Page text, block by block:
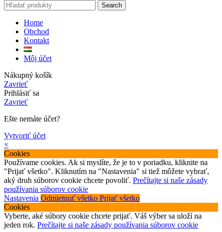
Search
Home
Obchod
Kontakt
Môj účet
Nákupný košík
Zavrieť
Prihlásiť sa
Zavrieť
Ešte nemáte účet?
Vytvoriť účet
×
Cookies
Používame cookies. Ak si myslíte, že je to v poriadku, kliknite na
"Prijať všetko". Kliknutím na "Nastavenia" si tiež môžete vybrať,
aký druh súborov cookie chcete povoliť. Prečítajte si naše zásady
používania súborov cookie
Nastavenia Odmietnuť všetko Prijať všetko
Cookies
Vyberte, aké súbory cookie chcete prijať. Váš výber sa uloží na
jeden rok. Prečítajte si naše zásady používania súborov cookie